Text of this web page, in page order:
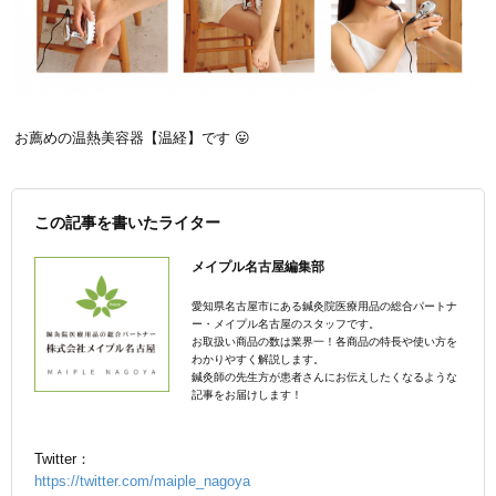
お薦めの温熱美容器【温経】です 😛
この記事を書いたライター
メイプル名古屋編集部
愛知県名古屋市にある鍼灸院医療用品の総合パートナ
ー・メイプル名古屋のスタッフです。
お取扱い商品の数は業界一！各商品の特長や使い方を
わかりやすく解説します。
鍼灸師の先生方が患者さんにお伝えしたくなるような
記事をお届けします！
Twitter：
https://twitter.com/maiple_nagoya